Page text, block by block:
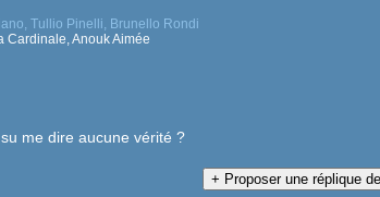
, Tullio Pinelli, Brunello Rondi
Cardinale,Anouk Aimée
me dire aucune vérité ?